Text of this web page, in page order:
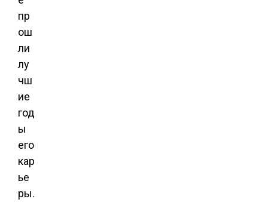
пр
ош
ли
лу
чш
ие
год
ы
его
кар
ье
ры.